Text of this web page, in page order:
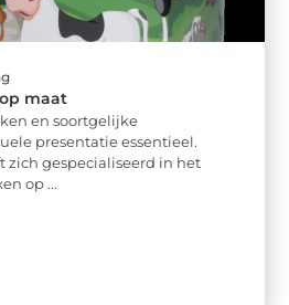
maat
en soortgelijke
presentatie essentieel.
zich gespecialiseerd in het
op ...